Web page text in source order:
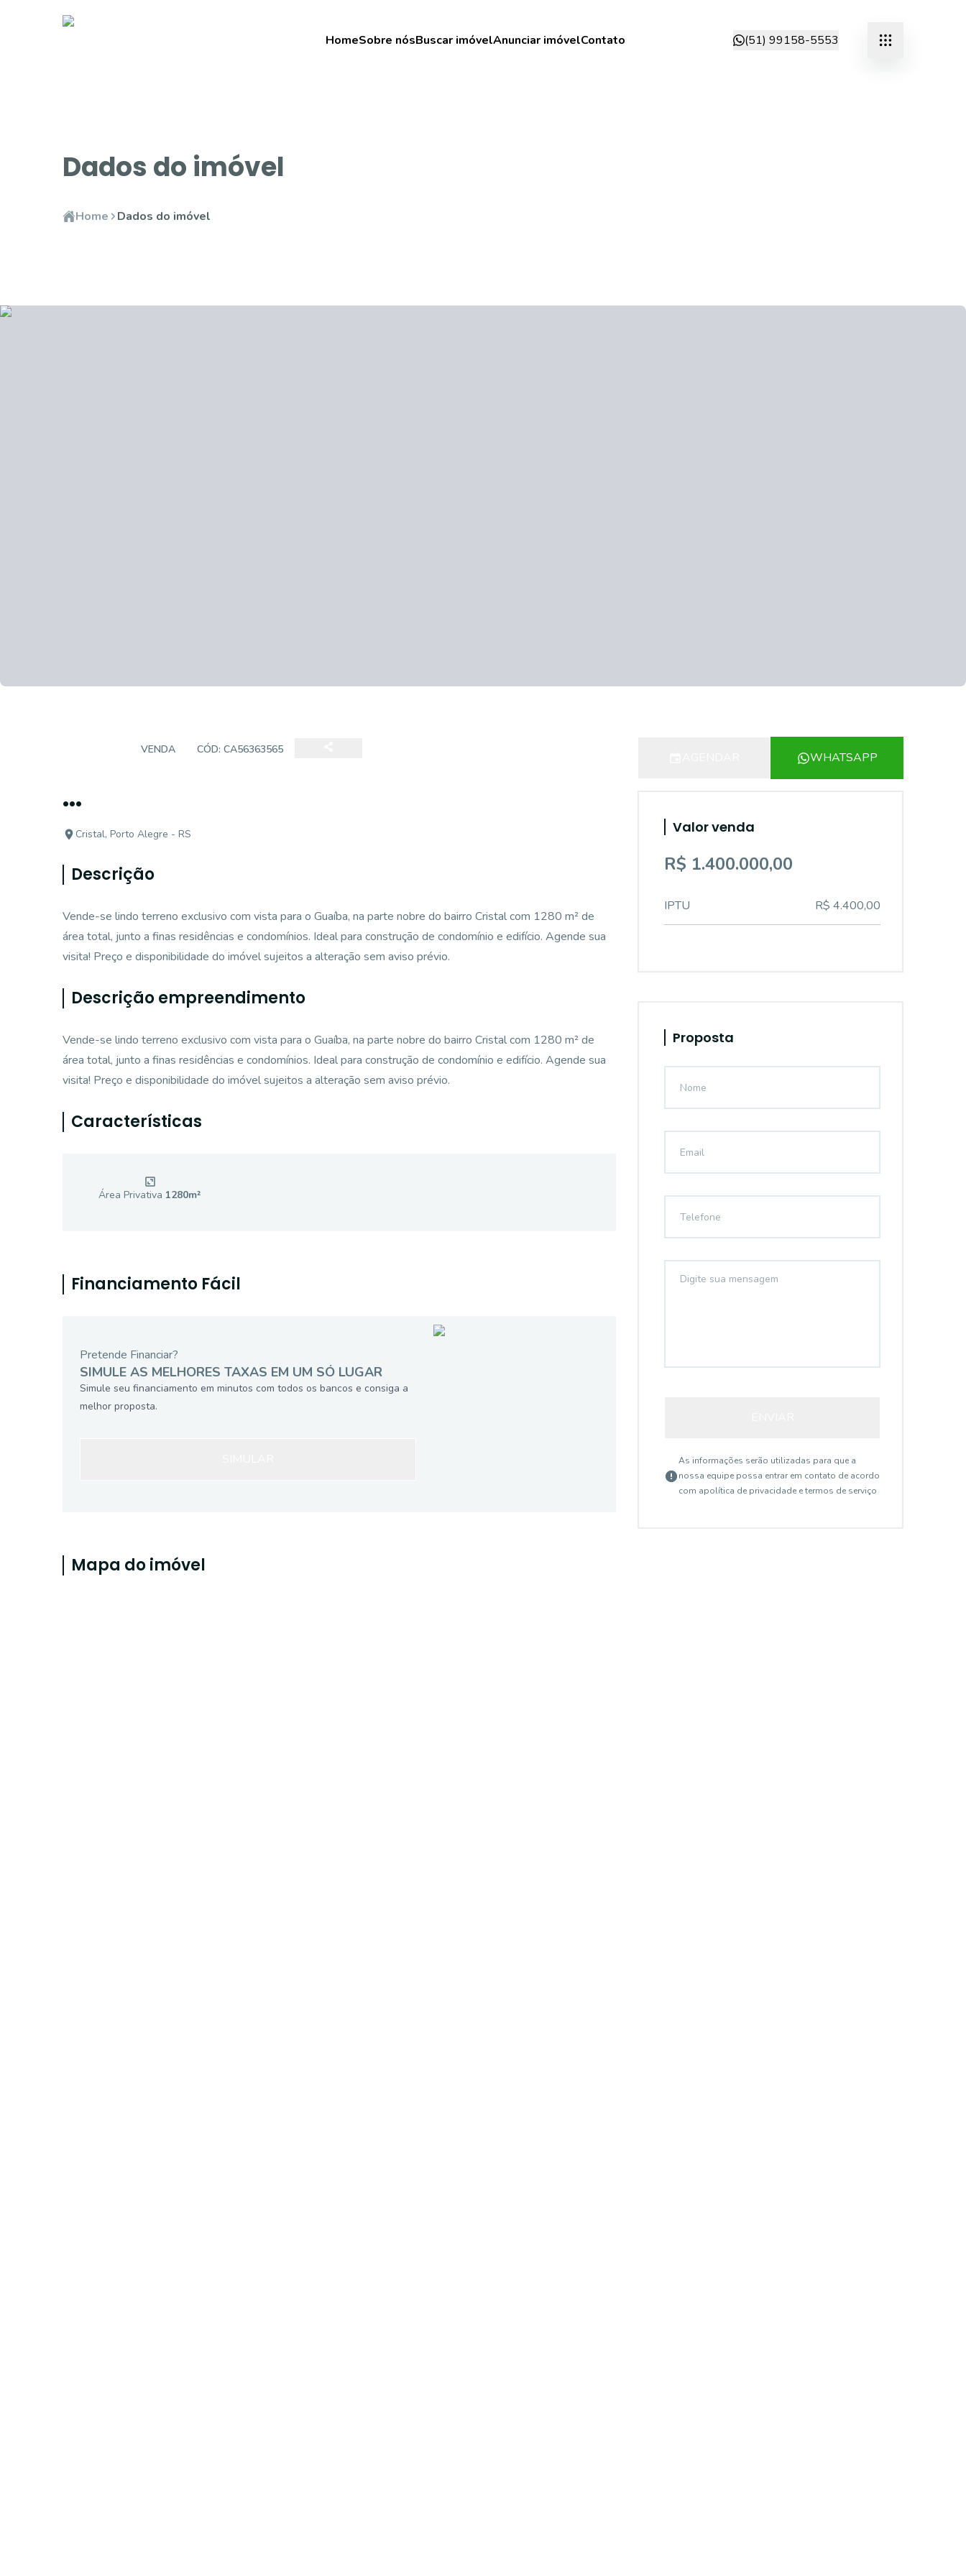
HomeSobre nósBuscar imóvelAnunciar imóvelContato (51) 99158-5553
Dados do imóvel
Home Dados do imóvel
VENDA CÓD: CA56363565
...
Cristal, Porto Alegre - RS
Descrição
Vende-se lindo terreno exclusivo com vista para o Guaíba, na parte nobre do bairro Cristal com 1280 m² de
área total, junto a finas residências e condomínios. Ideal para construção de condomínio e edifício. Agende sua
visita! Preço e disponibilidade do imóvel sujeitos a alteração sem aviso prévio.
Descrição empreendimento
Vende-se lindo terreno exclusivo com vista para o Guaíba, na parte nobre do bairro Cristal com 1280 m² de
área total, junto a finas residências e condomínios. Ideal para construção de condomínio e edifício. Agende sua
visita! Preço e disponibilidade do imóvel sujeitos a alteração sem aviso prévio.
Características
Área Privativa 1280m²
Financiamento Fácil
Pretende Financiar?
SIMULE AS MELHORES TAXAS EM UM SÓ LUGAR
Simule seu financiamento em minutos com todos os bancos e consiga a
melhor proposta.
Mapa do imóvel
WHATSAPP
Valor venda
R$ 1.400.000,00
IPTU R$ 4.400,00
Proposta
As informações serão utilizadas para que a
nossa equipe possa entrar em contato de acordo
com apolítica de privacidade e termos de serviço